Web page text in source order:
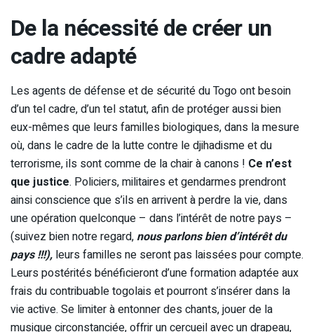
De la nécessité de créer un
cadre adapté
Les agents de défense et de sécurité du Togo ont besoin
d’un tel cadre, d’un tel statut, afin de protéger aussi bien
eux-mêmes que leurs familles biologiques, dans la mesure
où, dans le cadre de la lutte contre le djihadisme et du
terrorisme, ils sont comme de la chair à canons ! Ce n’est
que justice. Policiers, militaires et gendarmes prendront
ainsi conscience que s’ils en arrivent à perdre la vie, dans
une opération quelconque – dans l’intérêt de notre pays –
(suivez bien notre regard, nous parlons bien d’intérêt du
pays !!!), leurs familles ne seront pas laissées pour compte.
Leurs postérités bénéficieront d’une formation adaptée aux
frais du contribuable togolais et pourront s’insérer dans la
vie active. Se limiter à entonner des chants, jouer de la
musique circonstanciée, offrir un cercueil avec un drapeau,